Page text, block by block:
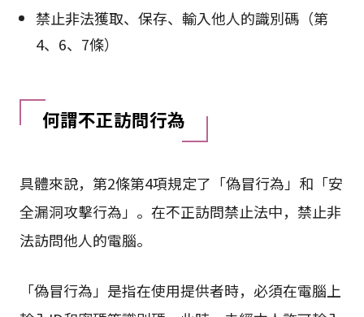
禁止非法獲取、保存、輸入他人的識別碼（第
4、6、7條）
何謂不正訪問行為
具體來說，第2條第4項規定了「偽冒行為」和「安
全漏洞攻擊行為」。在不正訪問禁止法中，禁止非
法訪問他人的電腦。
「偽冒行為」是指在使用提供者時，必須在電腦上